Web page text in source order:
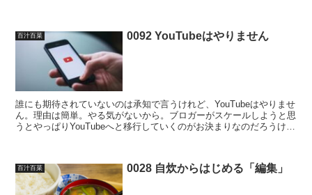
百汁百菜 0092 YouTubeはやりません
誰にも期待されていないのは承知で言うけれど、YouTubeはやりませ
ん。理由は簡単。やる気がないから。ブロガーがスケールしようと思
うとやっぱりYouTubeへと移行していくのがお決まりなのだろうけ
百汁百菜 0028 自炊からはじめる「編集」